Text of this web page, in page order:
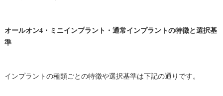
オールオン4・ミニインプラント・通常インプラントの特徴と選択基
準
インプラントの種類ごとの特徴や選択基準は下記の通りです。